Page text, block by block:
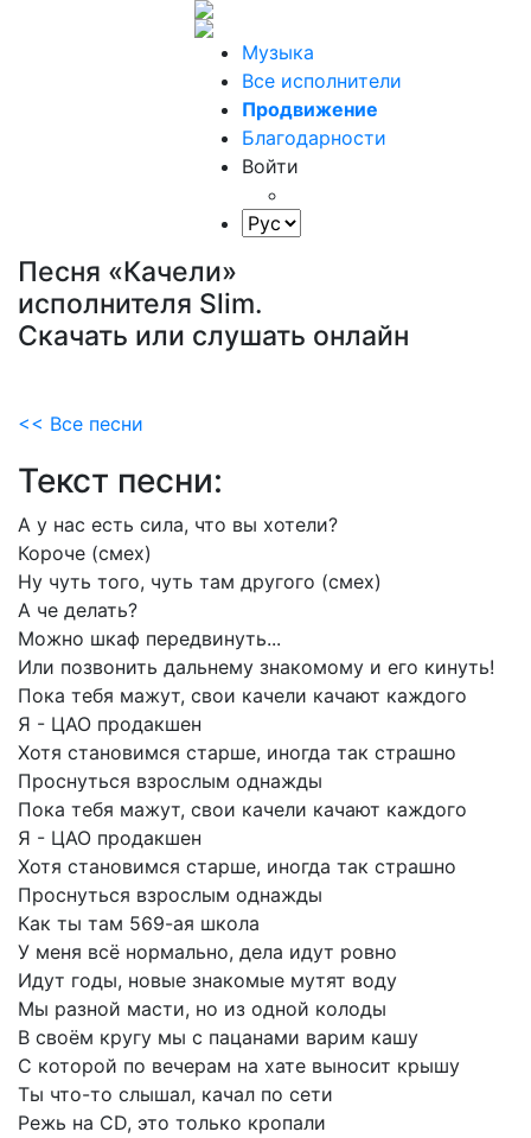
Музыка
Все исполнители
Продвижение
Благодарности
Войти
Песня «Качели»
исполнителя Slim.
Скачать или слушать онлайн
<< Все песни
Текст песни:
А у нас есть сила, что вы хотели?
Короче (смех)
Ну чуть того, чуть там другого (смех)
А че делать?
Можно шкаф передвинуть...
Или позвонить дальнему знакомому и его кинуть!
Пока тебя мажут, свои качели качают каждого
Я - ЦАО продакшен
Хотя становимся старше, иногда так страшно
Проснуться взрослым однажды
Пока тебя мажут, свои качели качают каждого
Я - ЦАО продакшен
Хотя становимся старше, иногда так страшно
Проснуться взрослым однажды
Как ты там 569-ая школа
У меня всё нормально, дела идут ровно
Идут годы, новые знакомые мутят воду
Мы разной масти, но из одной колоды
В своём кругу мы с пацанами варим кашу
С которой по вечерам на хате выносит крышу
Ты что-то слышал, качал по сети
Режь на CD, это только кропали